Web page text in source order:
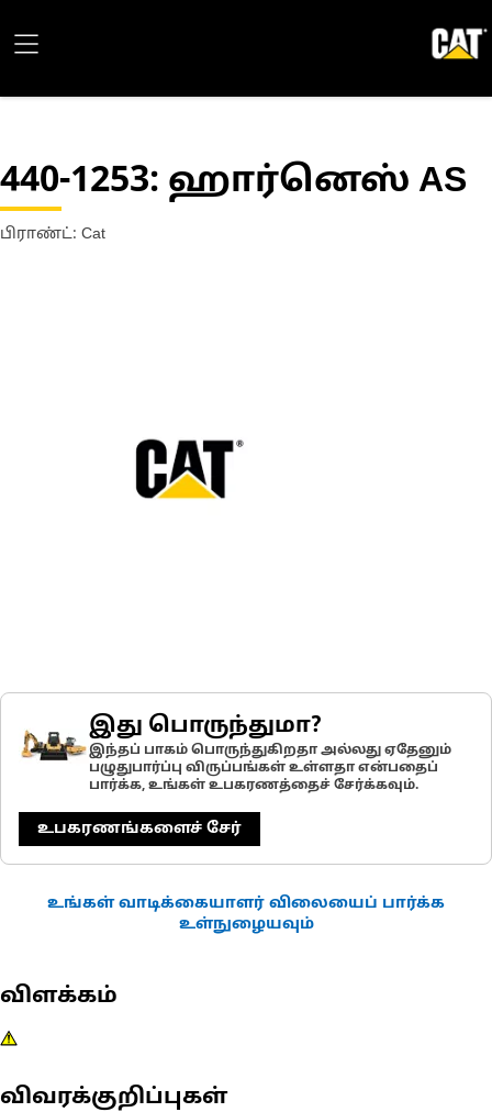
440-1253: ஹார்னெஸ் AS
பிராண்ட்: Cat
இது பொருந்துமா?
இந்தப் பாகம் பொருந்துகிறதா அல்லது ஏதேனும்
பழுதுபார்ப்பு விருப்பங்கள் உள்ளதா என்பதைப்
பார்க்க, உங்கள் உபகரணத்தைச் சேர்க்கவும்.
உபகரணங்களைச் சேர்
உங்கள் வாடிக்கையாளர் விலையைப் பார்க்க
உள்நுழையவும்
விளக்கம்
விவரக்குறிப்புகள்